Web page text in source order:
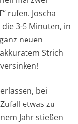
rufen. Joscha
3-5 Minuten, in
neuen
Strich
bei
etwas zu
Jahr stießen